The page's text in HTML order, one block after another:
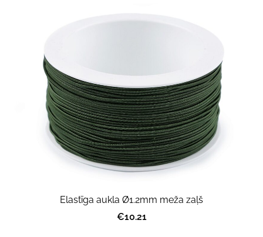
Elastīga aukla Ø1.2mm meža zaļš
€10.21